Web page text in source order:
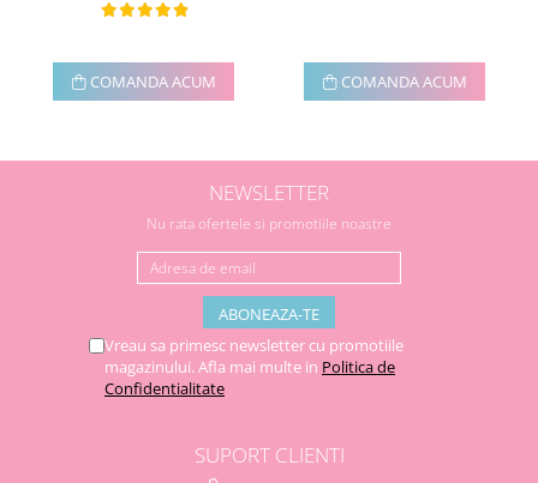
COMANDA ACUM COMANDA ACUM
NEWSLETTER
Nu rata ofertele si promotiile noastre
Vreau sa primesc newsletter cu promotiile
magazinului. Afla mai multe in Politica de
Confidentialitate
SUPORT CLIENTI